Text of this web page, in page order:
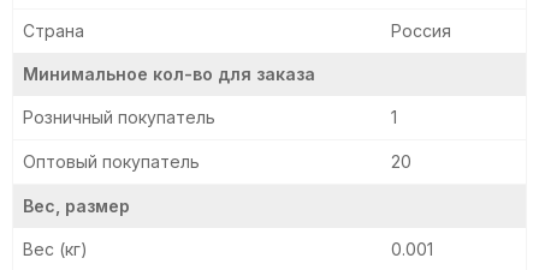
Страна Россия
Минимальное кол-во для заказа
Розничный покупатель 1
Оптовый покупатель 20
Вес, размер
Вес (кг) 0.001